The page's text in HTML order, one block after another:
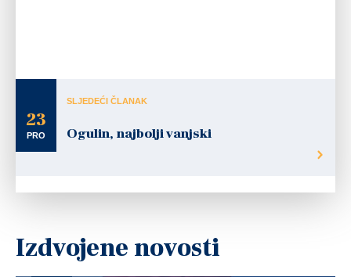
23
PRO
SLJEDEĆI ČLANAK
Ogulin, najbolji vanjski
Izdvojene novosti